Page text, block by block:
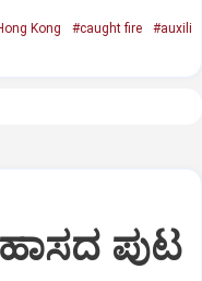
Kong #caught fire
#auxili
ಪುಟ